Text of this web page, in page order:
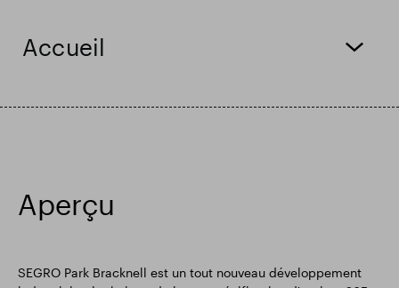
Accueil
Aperçu
SEGRO Park Bracknell est un tout nouveau développement